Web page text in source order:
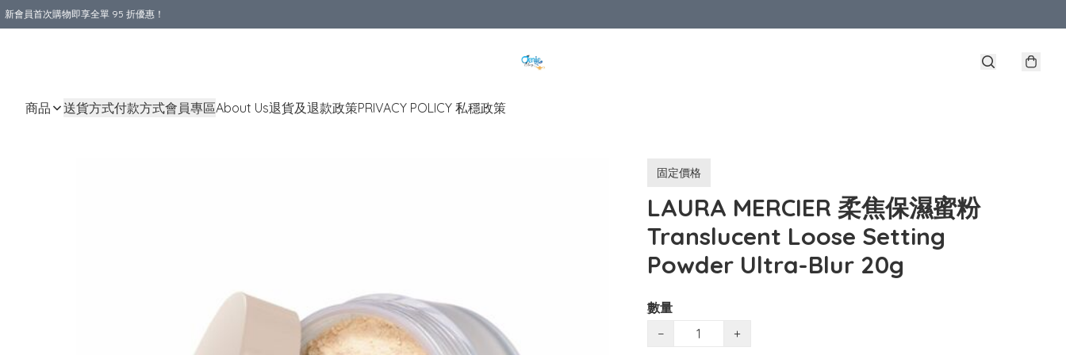
新會員首次購物即享全單 95 折優惠！
商品 送貨方式付款方式會員專區About Us退貨及退款政策PRIVACY POLICY 私穩政策
固定價格
LAURA MERCIER 柔焦保濕蜜粉
Translucent Loose Setting
Powder Ultra-Blur 20g
數量
−
+